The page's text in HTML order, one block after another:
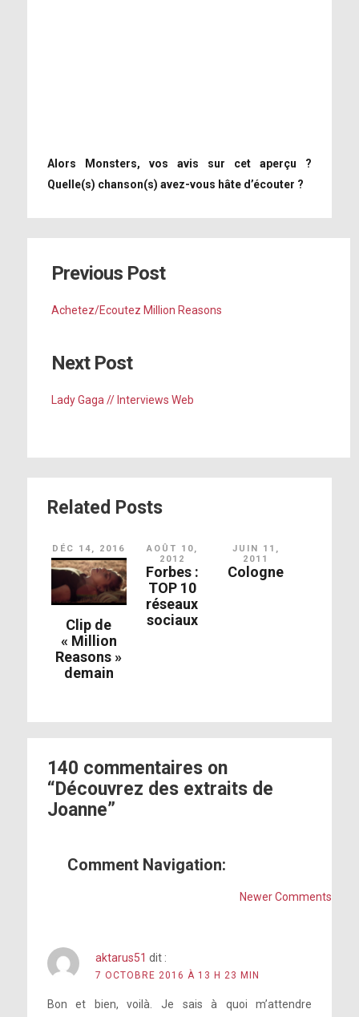
Alors Monsters, vos avis sur cet aperçu ?
Quelle(s) chanson(s) avez-vous hâte d’écouter ?
Previous Post
Achetez/Ecoutez Million Reasons
Next Post
Lady Gaga // Interviews Web
Related Posts
DÉC 14, 2016
Clip de
« Million
Reasons »
demain
AOÛT 10,
2012
Forbes :
TOP 10
réseaux
sociaux
JUIN 11,
2011
Cologne
140 commentaires on
“Découvrez des extraits de
Joanne”
Comment Navigation:
Newer Comments
aktarus51 dit :
7 OCTOBRE 2016 À 13 H 23 MIN
Bon et bien, voilà. Je sais à quoi m’attendre